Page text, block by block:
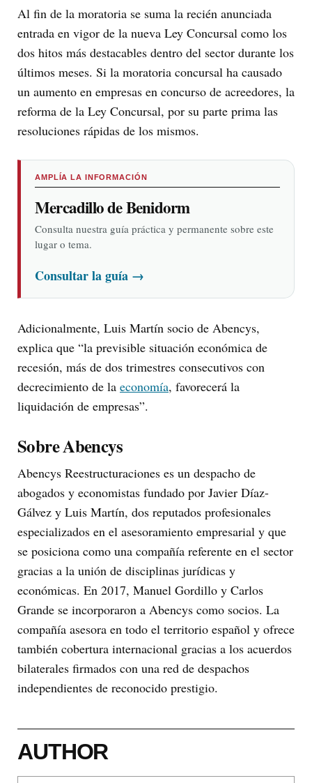
Al fin de la moratoria se suma la recién anunciada
entrada en vigor de la nueva Ley Concursal como los
dos hitos más destacables dentro del sector durante los
últimos meses. Si la moratoria concursal ha causado
un aumento en empresas en concurso de acreedores, la
reforma de la Ley Concursal, por su parte prima las
resoluciones rápidas de los mismos.
AMPLÍA LA INFORMACIÓN
Mercadillo de Benidorm
Consulta nuestra guía práctica y permanente sobre este
lugar o tema.
Consultar la guía →
Adicionalmente, Luis Martín socio de Abencys,
explica que “la previsible situación económica de
recesión, más de dos trimestres consecutivos con
decrecimiento de la economía, favorecerá la
liquidación de empresas”.
Sobre Abencys
Abencys Reestructuraciones es un despacho de
abogados y economistas fundado por Javier Díaz-
Gálvez y Luis Martín, dos reputados profesionales
especializados en el asesoramiento empresarial y que
se posiciona como una compañía referente en el sector
gracias a la unión de disciplinas jurídicas y
económicas. En 2017, Manuel Gordillo y Carlos
Grande se incorporaron a Abencys como socios. La
compañía asesora en todo el territorio español y ofrece
también cobertura internacional gracias a los acuerdos
bilaterales firmados con una red de despachos
independientes de reconocido prestigio.
AUTHOR